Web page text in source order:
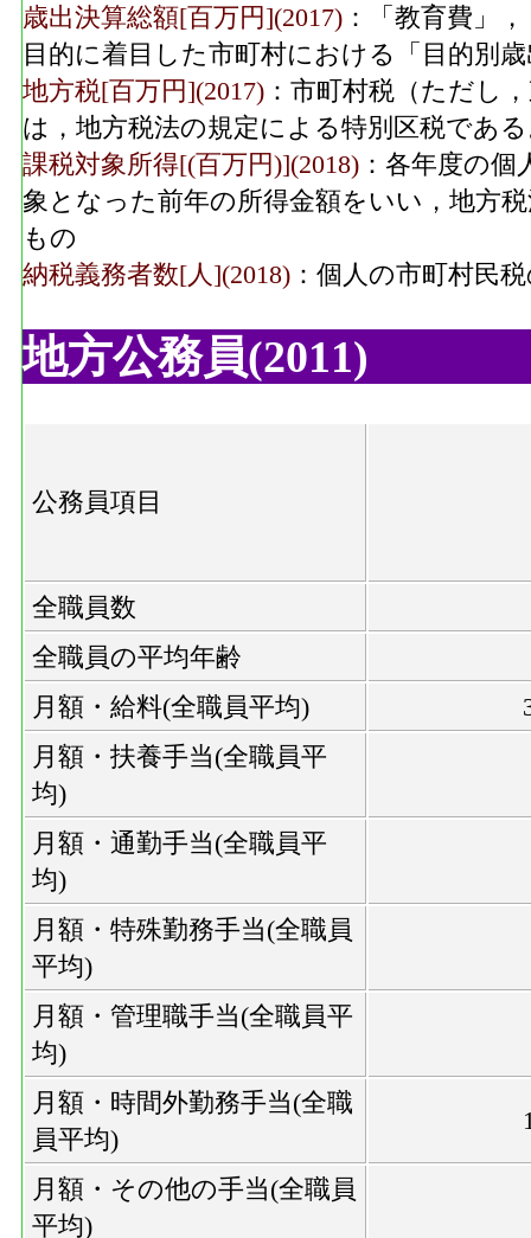
歳出決算総額[百万円](2017) ：「教育費」
目的に着目した市町村における「目的別
地方税[百万円](2017) ：市町村税（ただし
は，地方税法の規定による特別区税であ
課税対象所得[(百万円)](2018) ：各年度の
象となった前年の所得金額をいい，地方
もの
納税義務者数[人](2018) ：個人の市町村民
地方公務員(2011)
公務員項目
全職員数
全職員の平均年齢
月額・給料(全職員平均)
月額・扶養手当(全職員平
均)
月額・通勤手当(全職員平
均)
月額・特殊勤務手当(全職員
平均)
月額・管理職手当(全職員平
均)
月額・時間外勤務手当(全職
員平均)
月額・その他の手当(全職員
平均)